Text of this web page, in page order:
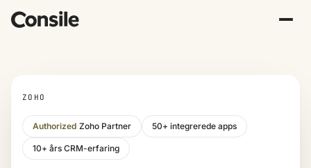
ZOHO
Authorized Zoho Partner 50+ integrerede apps
10+ års CRM-erfaring